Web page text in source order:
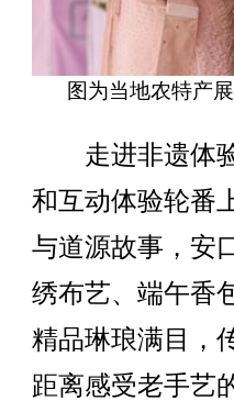
图为当地农特产
走进非遗体验
和互动体验轮番
与道源故事，安
绣布艺、端午香
精品琳琅满目，
距离感受老手艺